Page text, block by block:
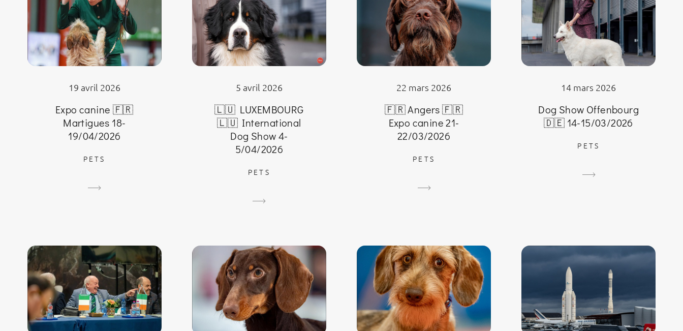
19 avril 2026
Expo canine 🇫🇷
Martigues 18-
19/04/2026
PETS
5 avril 2026
🇱🇺 LUXEMBOURG
🇱🇺 International
Dog Show 4-
5/04/2026
PETS
22 mars 2026
🇫🇷 Angers 🇫🇷
Expo canine 21-
22/03/2026
PETS
14 mars 2026
Dog Show Offenbourg
🇩🇪 14-15/03/2026
PETS